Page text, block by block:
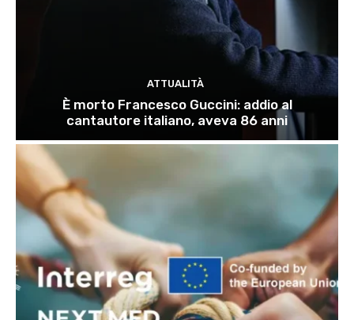
ATTUALITÀ
È morto Francesco Guccini: addio al
cantautore italiano, aveva 86 anni